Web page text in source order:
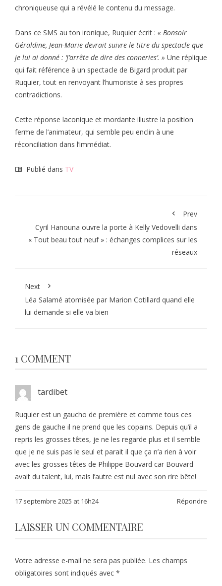
chroniqueuse qui a révélé le contenu du message.
Dans ce SMS au ton ironique, Ruquier écrit : « Bonsoir
Géraldine, Jean-Marie devrait suivre le titre du spectacle que
je lui ai donné : ‘J’arrête de dire des conneries’. » Une réplique
qui fait référence à un spectacle de Bigard produit par
Ruquier, tout en renvoyant l’humoriste à ses propres
contradictions.
Cette réponse laconique et mordante illustre la position
ferme de l’animateur, qui semble peu enclin à une
réconciliation dans l’immédiat.
Publié dans TV
Prev
Cyril Hanouna ouvre la porte à Kelly Vedovelli dans
« Tout beau tout neuf » : échanges complices sur les
réseaux
Next
Léa Salamé atomisée par Marion Cotillard quand elle
lui demande si elle va bien
1 COMMENT
tardibet
Ruquier est un gaucho de première et comme tous ces
gens de gauche il ne prend que les copains. Depuis qu’il a
repris les grosses têtes, je ne les regarde plus et il semble
que je ne suis pas le seul et parait il que ça n’a rien à voir
avec les grosses têtes de Philippe Bouvard car Bouvard
avait du talent, lui, mais l’autre est nul avec son rire bête!
17 septembre 2025 at 16h24 Répondre
LAISSER UN COMMENTAIRE
Votre adresse e-mail ne sera pas publiée. Les champs
obligatoires sont indiqués avec *